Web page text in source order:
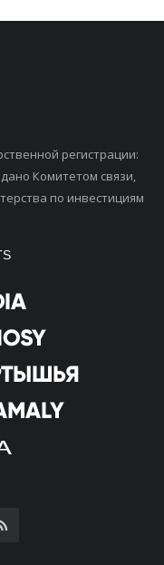
регистрации:
Комитетом связи,
по инвестициям